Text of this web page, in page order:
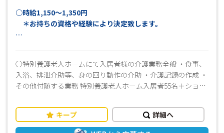
○時給1,150～1,350円
＊お持ちの資格や経験により決定致します。
○特別養護老人ホームにて入居者様の介護業務全般 ・食事、
入浴、排泄介助等、身の回り動作の介助 ・介護記録の作成 ・
その他付随する業務 特別養護老人ホーム入居者55名＋ショー
きます！ ・残業少なめ！ ・ユニフォーム貸与致します！ ・
週払いOK！お仕事を初めてすぐの時や急な出費の時も安心で
す♪ ・資格が無くても介護職の経験があればお仕事できま
キープ 詳細へ